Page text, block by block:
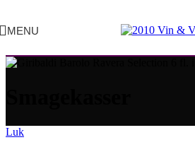
MENU
Luk